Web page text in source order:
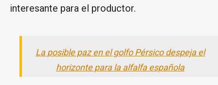
interesante para el productor.
La posible paz en el golfo Pérsico despeja el
horizonte para la alfalfa española